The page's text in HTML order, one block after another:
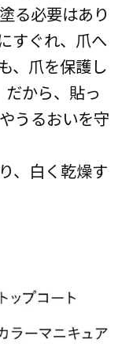
る必要はあり
すぐれ、爪へ
、爪を保護し
から、貼っ
うるおいを守
、白く乾燥す